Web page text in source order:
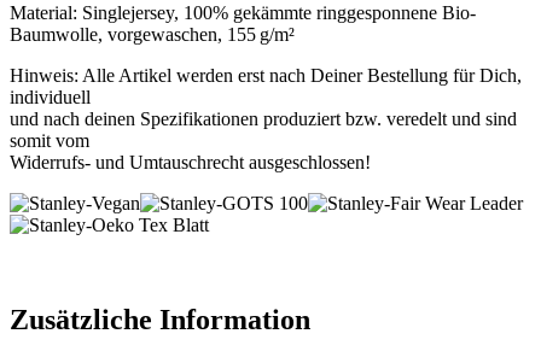
Material: Singlejersey, 100% gekämmte ringgesponnene Bio-
Baumwolle, vorgewaschen, 155 g/m²
Hinweis: Alle Artikel werden erst nach Deiner Bestellung für Dich,
individuell
und nach deinen Spezifikationen produziert bzw. veredelt und sind
somit vom
Widerrufs- und Umtauschrecht ausgeschlossen!
Zusätzliche Information